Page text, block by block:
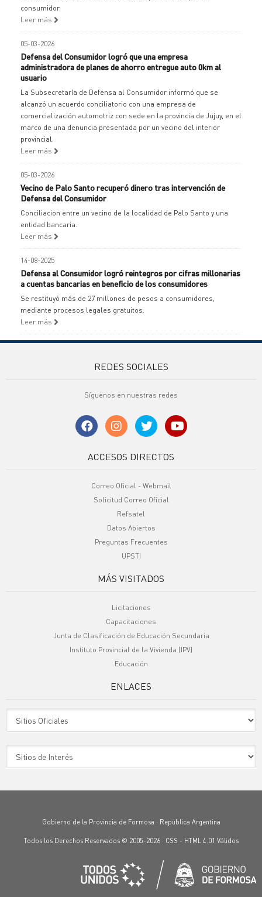
consumidor.
Leer más
05-03-2026
Defensa del Consumidor logró que una empresa
administradora de planes de ahorro entregue auto 0km al
usuario
La Subsecretaría de Defensa al Consumidor informó que se
alcanzó un acuerdo conciliatorio con una empresa de
comercialización automotriz con sede en la provincia de Jujuy, en el
marco de una denuncia presentada por un vecino del interior
provincial.
Leer más
05-03-2026
Vecino de Palo Santo recuperó dinero tras intervención de
Defensa del Consumidor
Conciliacion entre un vecino de la localidad de Palo Santo y una
entidad bancaria.
Leer más
14-08-2025
Defensa al Consumidor logró reintegros por cifras millonarias
a cuentas bancarias en beneficio de los consumidores
Se restituyó más de 27 millones de pesos a consumidores,
mediante procesos legales gratuitos.
Leer más
REDES SOCIALES
Síguenos en nuestras redes
ACCESOS DIRECTOS
Correo Oficial - Webmail
Solicitud Correo Oficial
Refsatel
Datos Abiertos
Preguntas Frecuentes
UPSTI
MÁS VISITADOS
Licitaciones
Capacitaciones
Junta de Clasificación de Educación Secundaria
Instituto Provincial de la Vivienda (IPV)
Educación
ENLACES
Gobierno de la Provincia de Formosa · República Argentina
Todos los Derechos Reservados © 2005-2026 · CSS - HTML 4.01 Válidos